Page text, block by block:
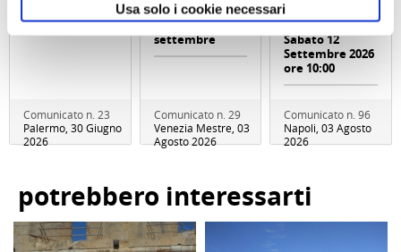
Usa solo i cookie necessari
Comunicato n. 23
Palermo, 30 Giugno
2026
al 13 settembre
o dall 11 al 13
settembre
Comunicato n. 29
Venezia Mestre, 03
Agosto 2026
NATURALISTICA
DI MARIO
Sabato 12
Settembre 2026
ore 10:00
Comunicato n. 96
Napoli, 03 Agosto
2026
potrebbero interessarti